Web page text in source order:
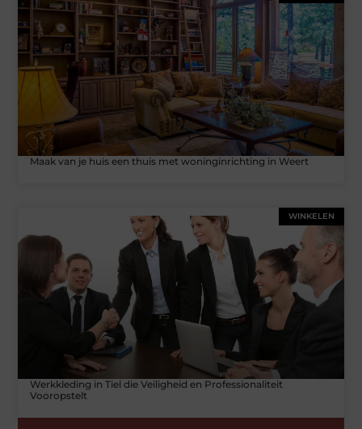
Maak van je huis een thuis met woninginrichting in Weert
WINKELEN
Werkkleding in Tiel die Veiligheid en Professionaliteit
Vooropstelt